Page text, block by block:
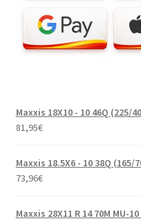
Maxxis 18X10 - 10 46Q (225/
81,95€
Maxxis 18.5X6 - 10 38Q (165/
73,96€
Maxxis 28X11 R 14 70M MU-